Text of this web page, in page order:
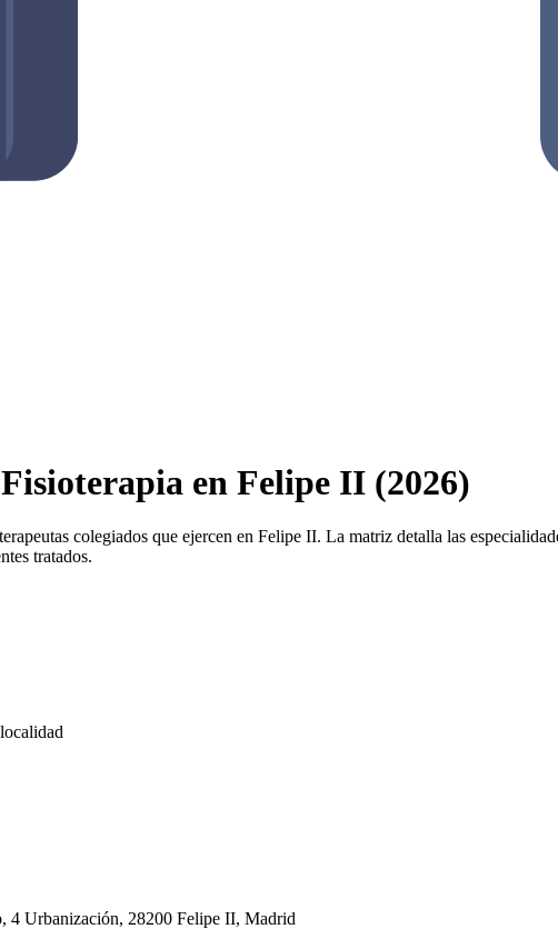
en Felipe II (2026)
colegiados que ejercen en Felipe II. La matriz detalla las
tratados.
4 Urbanización, 28200 Felipe II, Madrid